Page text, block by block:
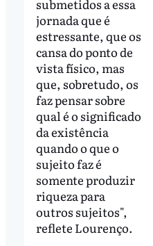
submetidos a essa
jornada que é
estressante, que os
cansa do ponto de
vista físico, mas
que, sobretudo, os
faz pensar sobre
qual é o significado
da existência
quando o que o
sujeito faz é
somente produzir
riqueza para
outros sujeitos",
reflete Lourenço.